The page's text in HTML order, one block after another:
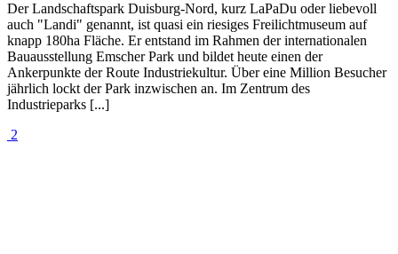
Der Landschaftspark Duisburg-Nord, kurz LaPaDu oder liebevoll
auch "Landi" genannt, ist quasi ein riesiges Freilichtmuseum auf
knapp 180ha Fläche. Er entstand im Rahmen der internationalen
Bauausstellung Emscher Park und bildet heute einen der
Ankerpunkte der Route Industriekultur. Über eine Million Besucher
jährlich lockt der Park inzwischen an. Im Zentrum des
Industrieparks [...]
2